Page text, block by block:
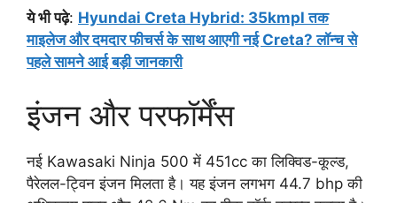
ये भी पढ़े: Hyundai Creta Hybrid: 35kmpl तक
माइलेज और दमदार फीचर्स के साथ आएगी नई Creta? लॉन्च से
पहले सामने आई बड़ी जानकारी
इंजन और परफॉर्मेंस
नई Kawasaki Ninja 500 में 451cc का लिक्विड-कूल्ड,
पैरेलल-ट्विन इंजन मिलता है। यह इंजन लगभग 44.7 bhp की